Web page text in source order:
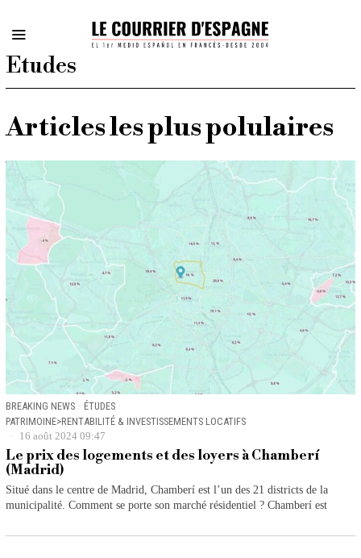
Etudes
Articles les plus polulaires
BREAKING NEWS · ÉTUDES ·
PATRIMOINE>RENTABILITÉ & INVESTISSEMENTS LOCATIFS
16 août 2024 09:47
Le prix des logements et des loyers à Chamberí
(Madrid)
Situé dans le centre de Madrid, Chamberí est l’un des 21 districts de la
municipalité. Comment se porte son marché résidentiel ? Chamberí est